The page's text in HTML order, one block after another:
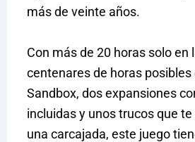
más de veinte años.
Con más de 20 horas solo en
centenares de horas posibles
Sandbox, dos expansiones
incluidas y unos trucos que
una carcajada, este juego